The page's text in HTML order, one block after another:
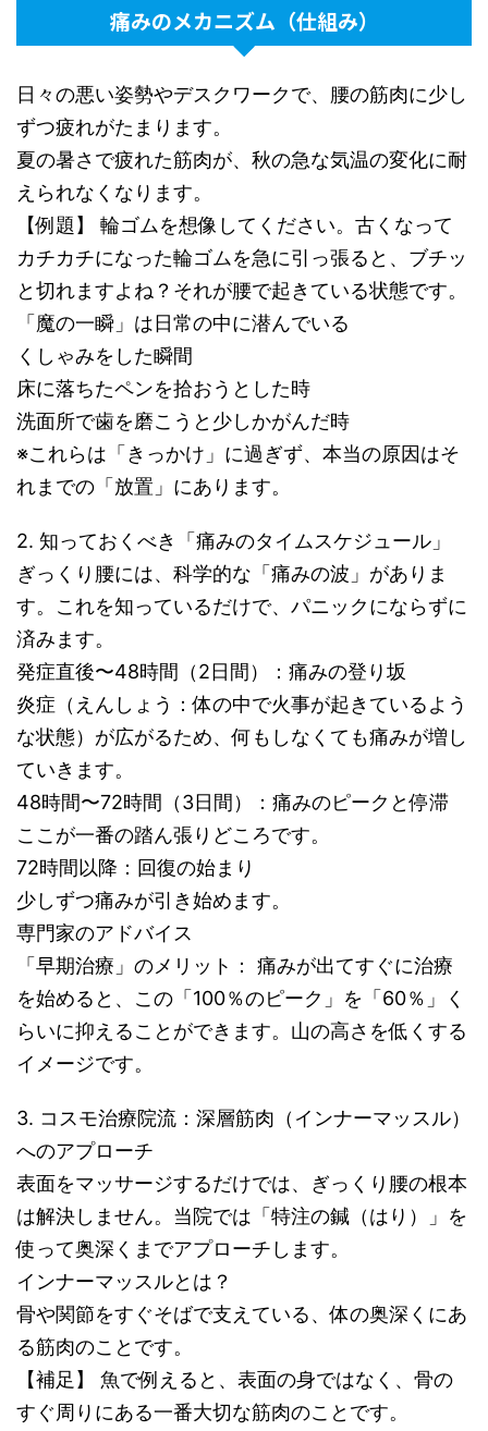
痛みのメカニズム（仕組み）
日々の悪い姿勢やデスクワークで、腰の筋肉に少し
ずつ疲れがたまります。
夏の暑さで疲れた筋肉が、秋の急な気温の変化に耐
えられなくなります。
【例題】 輪ゴムを想像してください。古くなって
カチカチになった輪ゴムを急に引っ張ると、ブチッ
と切れますよね？それが腰で起きている状態です。
「魔の一瞬」は日常の中に潜んでいる
くしゃみをした瞬間
床に落ちたペンを拾おうとした時
洗面所で歯を磨こうと少しかがんだ時
※これらは「きっかけ」に過ぎず、本当の原因はそ
れまでの「放置」にあります。
2. 知っておくべき「痛みのタイムスケジュール」
ぎっくり腰には、科学的な「痛みの波」がありま
す。これを知っているだけで、パニックにならずに
済みます。
発症直後〜48時間（2日間）：痛みの登り坂
炎症（えんしょう：体の中で火事が起きているよう
な状態）が広がるため、何もしなくても痛みが増し
ていきます。
48時間〜72時間（3日間）：痛みのピークと停滞
ここが一番の踏ん張りどころです。
72時間以降：回復の始まり
少しずつ痛みが引き始めます。
専門家のアドバイス
「早期治療」のメリット： 痛みが出てすぐに治療
を始めると、この「100％のピーク」を「60％」く
らいに抑えることができます。山の高さを低くする
イメージです。
3. コスモ治療院流：深層筋肉（インナーマッスル）
へのアプローチ
表面をマッサージするだけでは、ぎっくり腰の根本
は解決しません。当院では「特注の鍼（はり）」を
使って奥深くまでアプローチします。
インナーマッスルとは？
骨や関節をすぐそばで支えている、体の奥深くにあ
る筋肉のことです。
【補足】 魚で例えると、表面の身ではなく、骨の
すぐ周りにある一番大切な筋肉のことです。